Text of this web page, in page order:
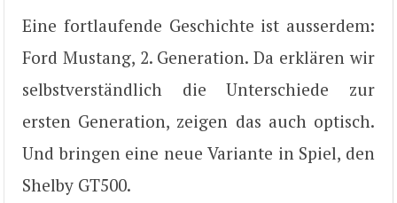
Eine fortlaufende Geschichte ist ausserdem:
Ford Mustang, 2. Generation. Da erklären wir
selbstverständlich die Unterschiede zur
ersten Generation, zeigen das auch optisch.
Und bringen eine neue Variante in Spiel, den
Shelby GT500.